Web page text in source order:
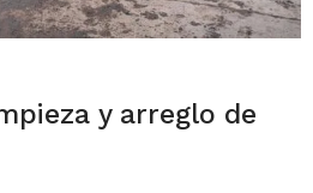
y arreglo de